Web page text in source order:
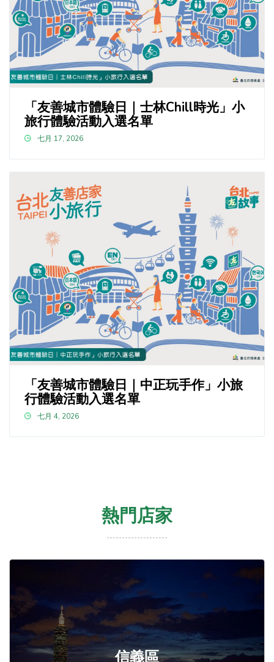
「友善城市體驗日｜士林Chill時光」小
旅行體驗活動入選名單
七月 17, 2026
「友善城市體驗日｜中正玩手作」小旅
行體驗活動入選名單
七月 4, 2026
熱門店家
信義區